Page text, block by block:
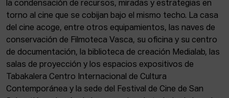
la condensación de recursos, miradas y estrategias en
torno al cine que se cobijan bajo el mismo techo. La casa
del cine acoge, entre otros equipamientos, las naves de
conservación de Filmoteca Vasca, su oficina y su centro
de documentación, la biblioteca de creación Medialab, las
salas de proyección y los espacios expositivos de
Tabakalera Centro Internacional de Cultura
Contemporánea y la sede del Festival de Cine de San